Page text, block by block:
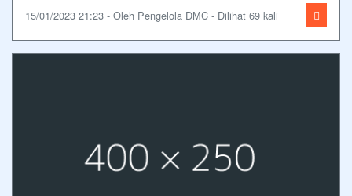
15/01/2023 21:23 - Oleh Pengelola DMC - Dilihat 69 kali